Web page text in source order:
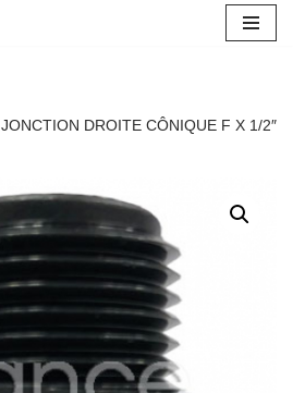
JONCTION DROITE CÔNIQUE F X 1/2″